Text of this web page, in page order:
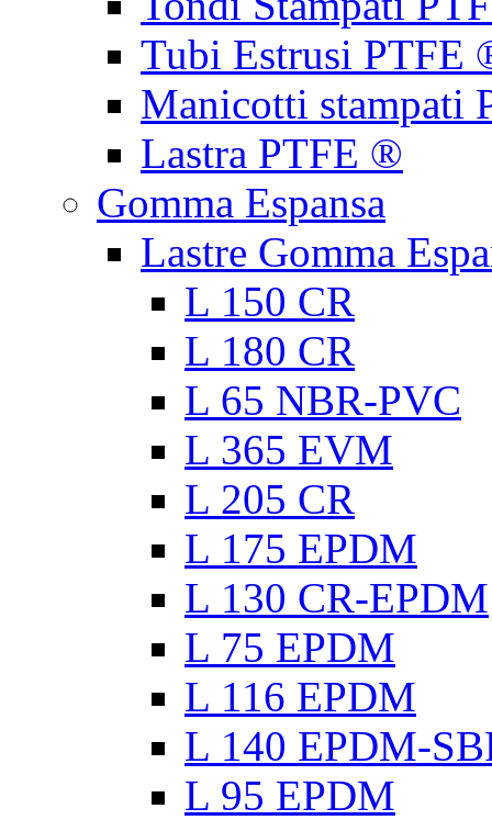
Tubi Estrusi PTFE
Manicotti stampati
Lastra PTFE ®
Gomma Espansa
Lastre Gomma
L 150 CR
L 180 CR
L 65 NBR-PVC
L 365 EVM
L 205 CR
L 175 EPDM
L 130 CR-EPDM
L 75 EPDM
L 116 EPDM
L 140 EPDM-
L 95 EPDM